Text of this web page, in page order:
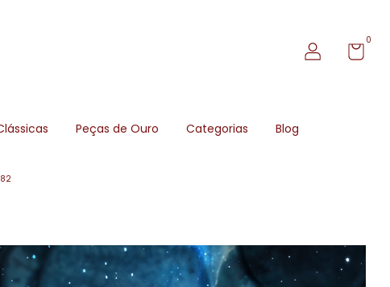
0
Peças de Ouro Categorias Blog